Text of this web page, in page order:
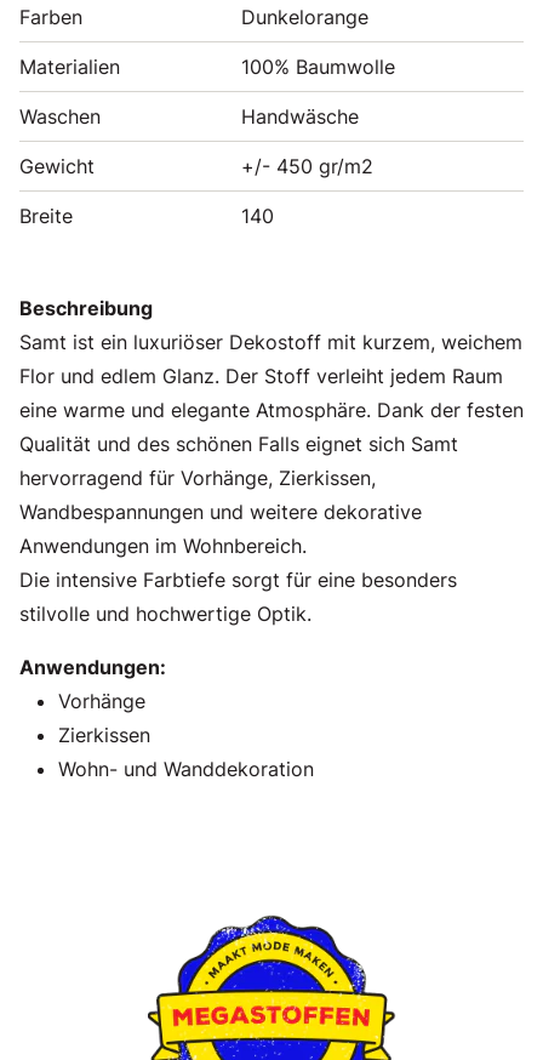
Farben Dunkelorange
Materialien 100% Baumwolle
Waschen Handwäsche
Gewicht +/- 450 gr/m2
Breite 140
Beschreibung
Samt ist ein luxuriöser Dekostoff mit kurzem, weichem
Flor und edlem Glanz. Der Stoff verleiht jedem Raum
eine warme und elegante Atmosphäre. Dank der festen
Qualität und des schönen Falls eignet sich Samt
hervorragend für Vorhänge, Zierkissen,
Wandbespannungen und weitere dekorative
Anwendungen im Wohnbereich.
Die intensive Farbtiefe sorgt für eine besonders
stilvolle und hochwertige Optik.
Anwendungen:
Vorhänge
Zierkissen
Wohn- und Wanddekoration